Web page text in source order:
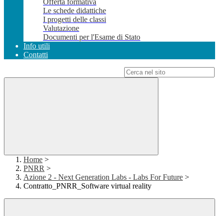
Offerta formativa
Le schede didattiche
I progetti delle classi
Valutazione
Documenti per l'Esame di Stato
Info utili
Contatti
Home >
PNRR >
Azione 2 - Next Generation Labs - Labs For Future >
Contratto_PNRR_Software virtual reality